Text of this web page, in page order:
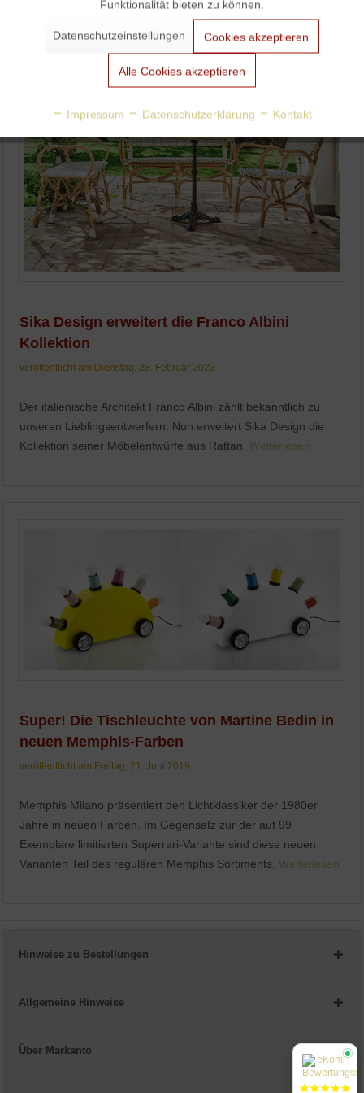
Sika Design erweitert die Franco Albini
Kollektion
veröffentlicht am Dienstag, 28. Februar 2023
Der italienische Architekt Franco Albini zählt bekanntlich zu
unseren Lieblingsentwerfern. Nun erweitert Sika Design die
Kollektion seiner Möbelentwürfe aus Rattan.Weiterlesen
Super! Die Tischleuchte von Martine Bedin in
neuen Memphis-Farben
veröffentlicht am Freitag, 21. Juni 2019
Memphis Milano präsentiert den Lichtklassiker der 1980er
Jahre in neuen Farben. Im Gegensatz zur der auf 99
Exemplare limitierten Superrari-Variante sind diese neuen
Varianten Teil des regulären Memphis Sortiments.Weiterlesen
Hinweise zu Bestellungen
Allgemeine Hinweise
Über Markanto
Aktiv
Aktiv
Personalisierung Aktiv
Service Aktiv
Funktionalität bieten zu können.
Datenschutzeinstellungen Cookies akzeptieren
Alle Cookies akzeptieren
Impressum Datenschutzerklärung Kontakt